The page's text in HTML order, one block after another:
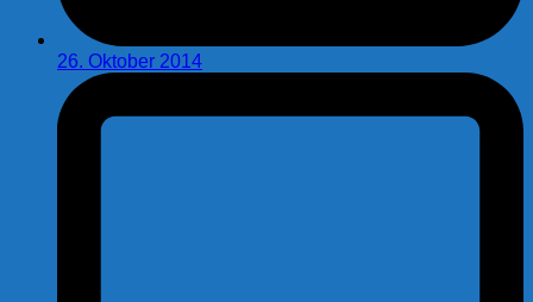
26. Oktober 2014